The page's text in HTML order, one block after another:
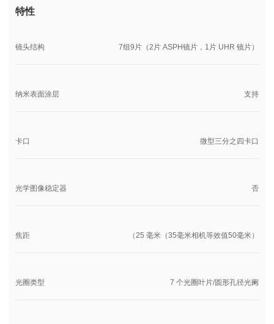
特性
镜头结构 7组9片（2片 ASPH镜片，1片 UHR 镜片）
纳米表面涂层 支持
卡口 微型三分之四卡口
光学图像稳定器 否
焦距 （25 毫米（35毫米相机等效值50毫米）
光圈类型 7 个光圈叶片/圆形孔径光阑